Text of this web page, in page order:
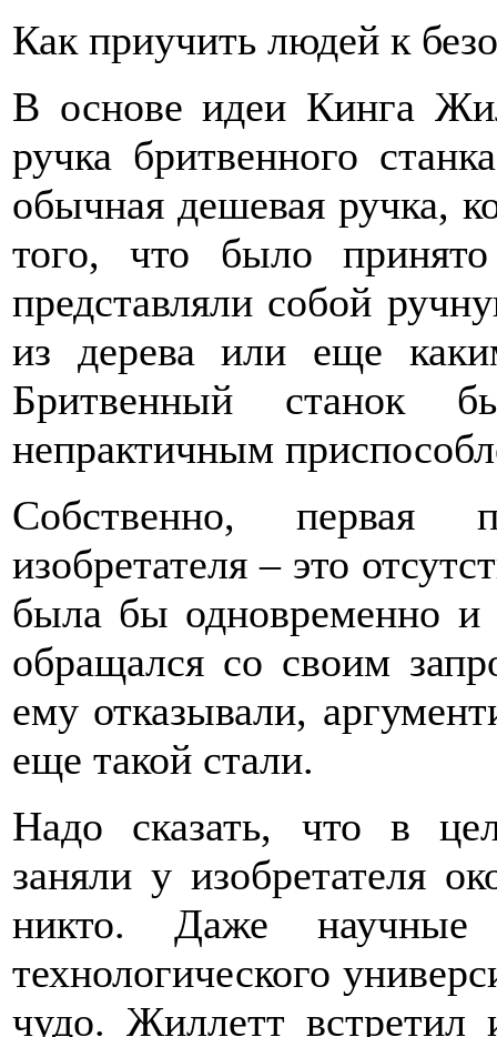
Как приучить людей к
В основе идеи Кинга
ручка бритвенного
обычная дешевая ручка,
того, что было
представляли собой
из дерева или еще
Бритвенный станок
непрактичным
Собственно, первая
изобретателя – это
была бы одновременно
обращался со своим
ему отказывали,
еще такой стали.
Надо сказать, что в
заняли у изобретателя
никто. Даже научные
технологического
чудо. Жиллетт встретил